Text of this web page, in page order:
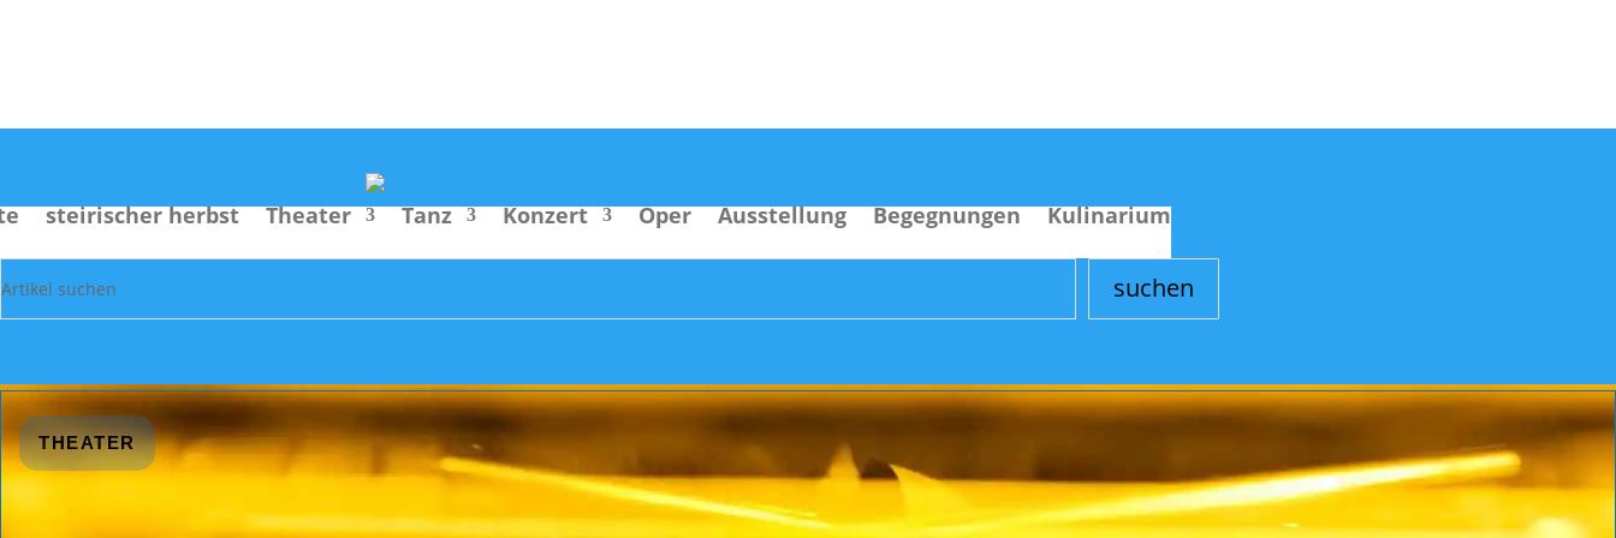
steirischer herbst Theater Tanz Konzert Oper Ausstellung Begegnungen Kulinarium
suchen
THEATER